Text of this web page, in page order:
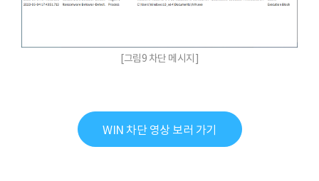
[그림9 차단 메시지]
WIN 차단 영상 보러 가기